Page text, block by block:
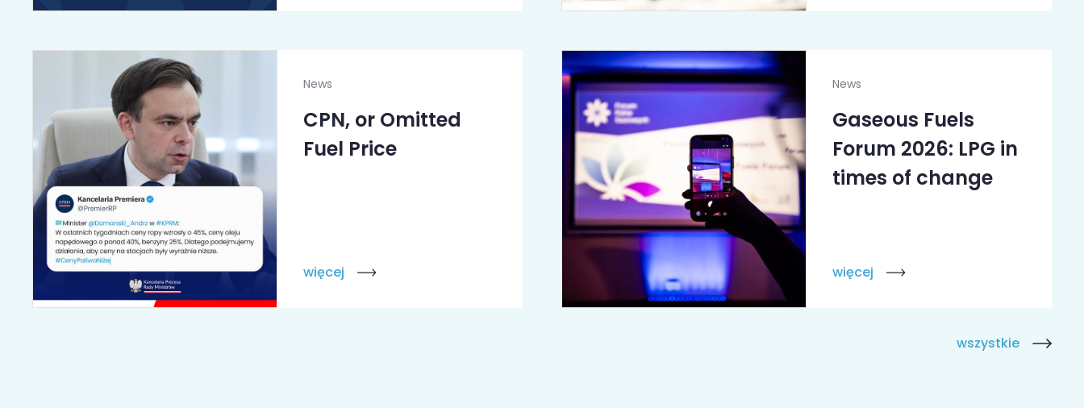
News
CPN, or Omitted
Fuel Price
więcej
News
Gaseous Fuels
Forum 2026: LPG in
times of change
więcej
wszystkie